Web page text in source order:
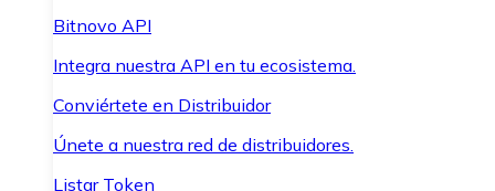
Bitnovo API
Integra nuestra API en tu ecosistema.
Conviértete en Distribuidor
Únete a nuestra red de distribuidores.
Listar Token